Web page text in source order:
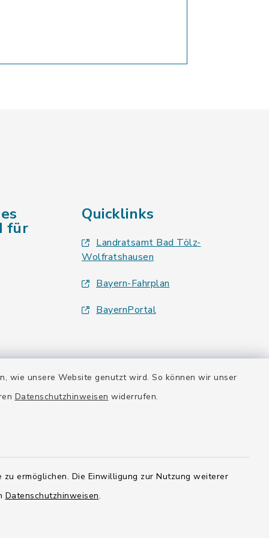
wie unsere Website genutzt wird. So können wir unser
Datenschutzhinweisen widerrufen.
ermöglichen. Die Einwilligung zur Nutzung weiterer
Datenschutzhinweisen.
für
Quicklinks
Landratsamt Bad Tölz-
Wolfratshausen
Bayern-Fahrplan
BayernPortal